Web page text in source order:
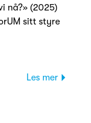
nå?» (2025)
sitt styre
Les mer